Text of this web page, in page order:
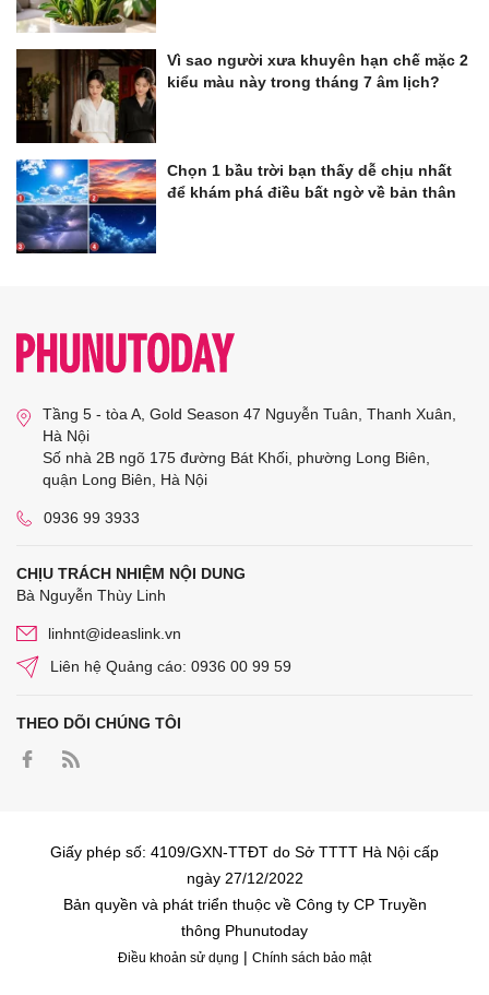
Vì sao người xưa khuyên hạn chế mặc 2
kiểu màu này trong tháng 7 âm lịch?
Chọn 1 bầu trời bạn thấy dễ chịu nhất
để khám phá điều bất ngờ về bản thân
Tầng 5 - tòa A, Gold Season 47 Nguyễn Tuân, Thanh Xuân,
Hà Nội
Số nhà 2B ngõ 175 đường Bát Khối, phường Long Biên,
quận Long Biên, Hà Nội
0936 99 3933
CHỊU TRÁCH NHIỆM NỘI DUNG
Bà Nguyễn Thùy Linh
linhnt@ideaslink.vn
Liên hệ Quảng cáo: 0936 00 99 59
THEO DÕI CHÚNG TÔI
Giấy phép số: 4109/GXN-TTĐT do Sở TTTT Hà Nội cấp
ngày 27/12/2022
Bản quyền và phát triển thuộc về Công ty CP Truyền
thông Phunutoday
Điều khoản sử dụng | Chính sách bảo mật